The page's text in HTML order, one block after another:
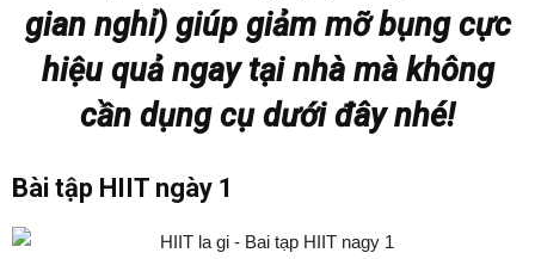
gian nghỉ) giúp giảm mỡ bụng cực
hiệu quả ngay tại nhà mà không
cần dụng cụ dưới đây nhé!
Bài tập HIIT ngày 1